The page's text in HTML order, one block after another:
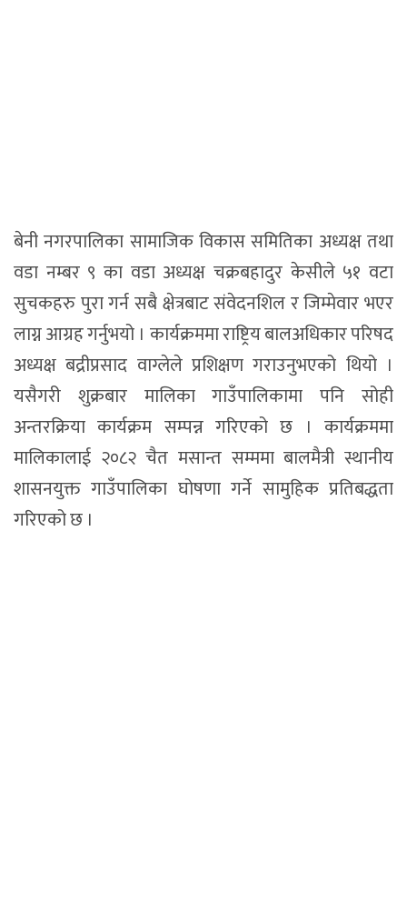
बेनी नगरपालिका सामाजिक विकास समितिका अध्यक्ष तथा
वडा नम्बर ९ का वडा अध्यक्ष चक्रबहादुर केसीले ५१ वटा
सुचकहरु पुरा गर्न सबै क्षेत्रबाट संवेदनशिल र जिम्मेवार भएर
लाग्न आग्रह गर्नुभयो । कार्यक्रममा राष्ट्रिय बालअधिकार परिषद
अध्यक्ष बद्रीप्रसाद वाग्लेले प्रशिक्षण गराउनुभएको थियो ।
यसैगरी शुक्रबार मालिका गाउँपालिकामा पनि सोही
अन्तरक्रिया कार्यक्रम सम्पन्न गरिएको छ । कार्यक्रममा
मालिकालाई २०८२ चैत मसान्त सम्ममा बालमैत्री स्थानीय
शासनयुक्त गाउँपालिका घोषणा गर्ने सामुहिक प्रतिबद्धता
गरिएको छ ।